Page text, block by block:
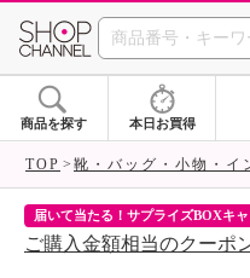
商品を探す 本日お買得
TOP 靴・バッグ・小物・イ
届いて当たる！サプライズBOXキ
ご購入金額相当のクーポ